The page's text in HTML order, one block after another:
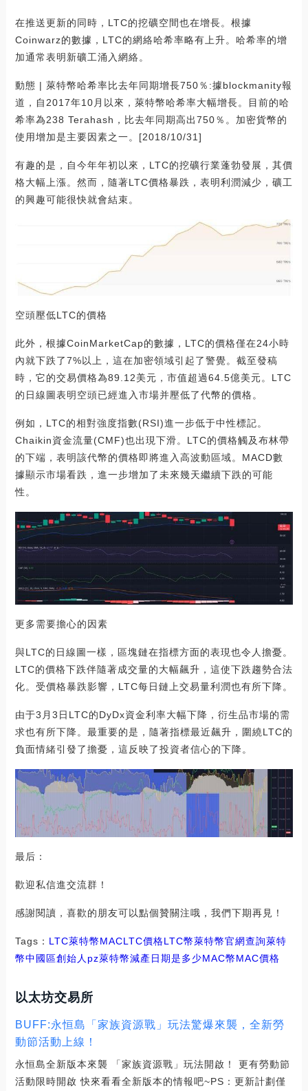
在推送更新的同時，LTC的挖礦空間也在增長。根據
Coinwarz的數據，LTC的網絡哈希率略有上升。哈希率的增
加通常表明新礦工涌入網絡。
動態 | 萊特幣哈希率比去年同期增長750％:據blockmanity報
道，自2017年10月以來，萊特幣哈希率大幅增長。目前的哈
希率為238 Terahash，比去年同期高出750％。加密貨幣的
使用增加是主要因素之一。[2018/10/31]
有趣的是，自今年年初以來，LTC的挖礦行業蓬勃發展，其價
格大幅上漲。然而，隨著LTC價格暴跌，表明利潤減少，礦工
的興趣可能很快就會結束。
空頭壓低LTC的價格
此外，根據CoinMarketCap的數據，LTC的價格僅在24小時
內就下跌了7%以上，這在加密領域引起了警覺。截至發稿
時，它的交易價格為89.12美元，市值超過64.5億美元。LTC
的日線圖表明空頭已經進入市場并壓低了代幣的價格。
例如，LTC的相對強度指數(RSI)進一步低于中性標記。
Chaikin資金流量(CMF)也出現下滑。LTC的價格觸及布林帶
的下端，表明該代幣的價格即將進入高波動區域。MACD數
據顯示市場看跌，進一步增加了未來幾天繼續下跌的可能
性。
更多需要擔心的因素
與LTC的日線圖一樣，區塊鏈在指標方面的表現也令人擔憂。
LTC的價格下跌伴隨著成交量的大幅飆升，這使下跌趨勢合法
化。受價格暴跌影響，LTC每日鏈上交易量利潤也有所下降。
由于3月3日LTC的DyDx資金利率大幅下降，衍生品市場的需
求也有所下降。最重要的是，隨著指標最近飆升，圍繞LTC的
負面情緒引發了擔憂，這反映了投資者信心的下降。
最后：
歡迎私信進交流群！
感謝閱讀，喜歡的朋友可以點個贊關注哦，我們下期再見！
Tags： LTC萊特幣MACLTC價格LTC幣萊特幣官網查詢萊特
幣中國區創始人pz萊特幣減產日期是多少MAC幣MAC價格
以太坊交易所
BUFF:永恒島「家族資源戰」玩法驚爆來襲，全新勞
動節活動上線！
永恒島全新版本來襲 「家族資源戰」玩法開啟！ 更有勞動節
活動限時開啟 快來看看全新版本的情報吧~PS：更新計劃僅